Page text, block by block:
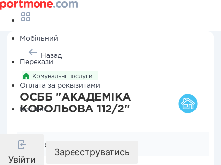
Мобільний
Перекази
Оплата за реквізитами
Кешбек
Увійти
Зареєструватись
Назад
Комунальні послуги
ОСББ "АКАДЕМІКА
КОРОЛЬОВА 112/2"
Реквізити компанії